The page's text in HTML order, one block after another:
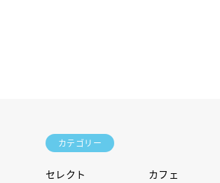
カテゴリー
セレクト カフェ